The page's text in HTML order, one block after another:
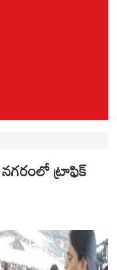
నగరంలో ట్రాఫిక్